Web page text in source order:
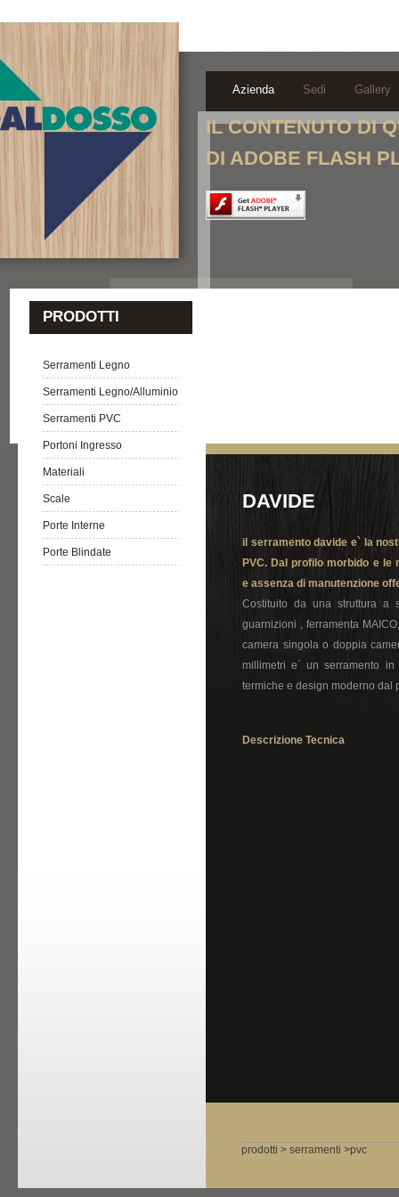
Azienda Sedi Gallery
IL CONTENUTO DI
DI ADOBE FLASH
PRODOTTI
Serramenti Legno
Serramenti Legno/Alluminio
Serramenti PVC
Portoni Ingresso
Materiali
Scale
Porte Interne
Porte Blindate
DAVIDE
il serramento davide e` la
PVC. Dal profilo morbido e
e assenza di manutenzione
Costituito da una struttura a
guarnizioni , ferramenta
camera singola o doppia
millimetri e` un serramento
termiche e design moderno dal
Descrizione Tecnica
prodotti > serramenti >pvc